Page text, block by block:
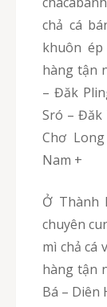
chả cá
khuôn ép
hàng tận
– Đăk
Sró – Đăk
Chơ
Nam +
Ở Thành Phố Pleiku của Gia Lai, chúng tôi
chuyên
mì chả cá
hàng tận
Bá – Diên